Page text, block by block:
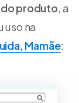
do produto, a
uso na
Mamãe: